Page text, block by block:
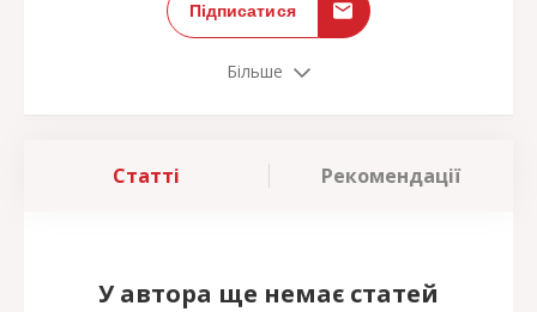
Підписатися
Більше
Статті Рекомендації
У автора ще немає статей